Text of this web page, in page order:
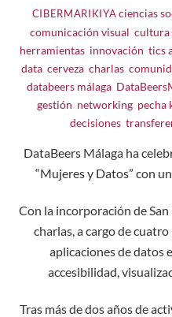
CIBERMARIKIYA ciencias
comunicación visual cultura
herramientas, innovación tics
data, cerveza, charlas,
databeers málaga
gestión networking pecha
decisiones,
DataBeers Málaga ha
“Mujeres y Datos” con
Con la incorporación de
charlas, a cargo de
aplicaciones de datos
accesibilidad,
Tras más de dos años de